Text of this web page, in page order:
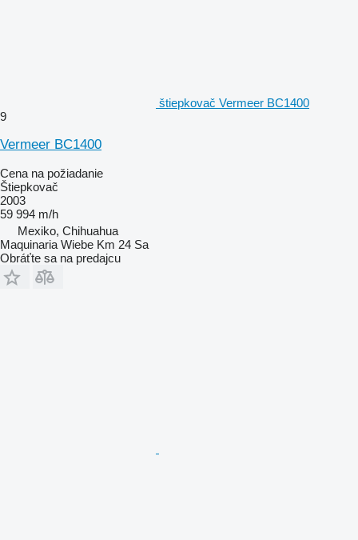
štiepkovač Vermeer BC1400
9
Vermeer BC1400
Cena na požiadanie
Štiepkovač
2003
59 994 m/h
Mexiko, Chihuahua
Maquinaria Wiebe Km 24 Sa
Obráťte sa na predajcu